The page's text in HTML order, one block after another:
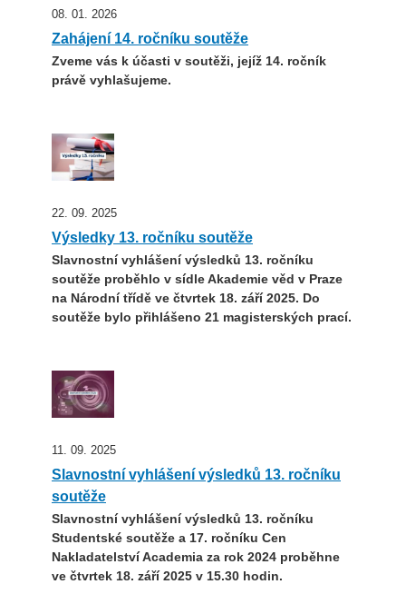
08. 01. 2026
Zahájení 14. ročníku soutěže
Zveme vás k účasti v soutěži, jejíž 14. ročník
právě vyhlašujeme.
22. 09. 2025
Výsledky 13. ročníku soutěže
Slavnostní vyhlášení výsledků 13. ročníku
soutěže proběhlo v sídle Akademie věd v Praze
na Národní třídě ve čtvrtek 18. září 2025. Do
soutěže bylo přihlášeno 21 magisterských prací.
11. 09. 2025
Slavnostní vyhlášení výsledků 13. ročníku
soutěže
Slavnostní vyhlášení výsledků 13. ročníku
Studentské soutěže a 17. ročníku Cen
Nakladatelství Academia za rok 2024 proběhne
ve čtvrtek 18. září 2025 v 15.30 hodin.